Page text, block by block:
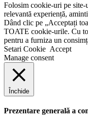
Folosim cookie-uri pe site-
relevantă experiență,
Dând clic pe „Acceptați
TOATE cookie-urile. Cu
pentru a furniza un
Setari Cookie Accept
Manage consent
Închide
Prezentare generală a